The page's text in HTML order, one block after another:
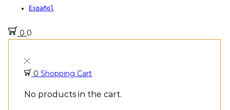
Español
0 0
0 Shopping Cart
No products in the cart.